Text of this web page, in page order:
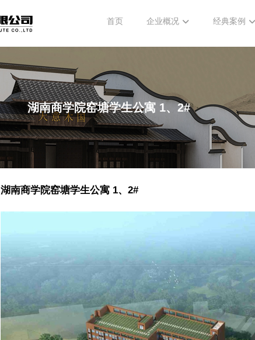
首页 企业概况 经典案例
湖南商学院窑塘学生公寓 1、2#
湖南商学院窑塘学生公寓 1、2#